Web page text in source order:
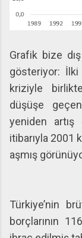
Grafik bize
gösteriyor:
kriziyle
düşüşe
yeniden
itibarıyla 2001
aşmış
Türkiye’nin
borçlarının